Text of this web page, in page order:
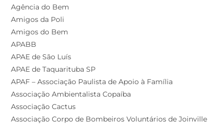
Agência do Bem
Amigos da Poli
Amigos do Bem
APABB
APAE de São Luís
APAE de Taquarituba SP
APAF – Associação Paulista de Apoio à Família
Associação Ambientalista Copaíba
Associação Cactus
Associação Corpo de Bombeiros Voluntários de Joinville